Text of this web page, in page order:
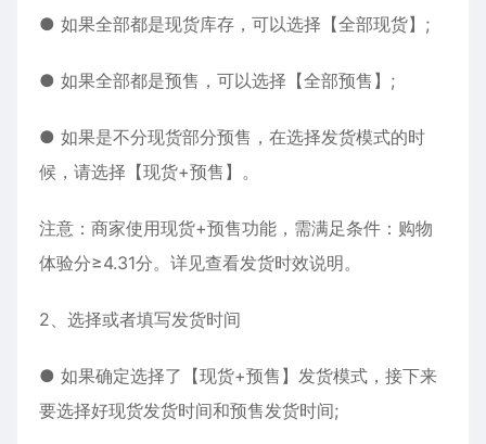
● 如果全部都是现货库存，可以选择【全部现货】;
● 如果全部都是预售，可以选择【全部预售】;
● 如果是不分现货部分预售，在选择发货模式的时
候，请选择【现货+预售】。
注意：商家使用现货+预售功能，需满足条件：购物
体验分≥4.31分。详见查看发货时效说明。
2、选择或者填写发货时间
● 如果确定选择了【现货+预售】发货模式，接下来
要选择好现货发货时间和预售发货时间;